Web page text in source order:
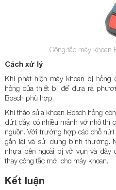
Công tắc máy khoan
Cách xử lý
Khi phát hiện máy khoan bị
hỏng của thiết bị để đưa ra
Bosch phù hợp.
Khi tháo sửa khoan Bosch hỏng
đứt dây, có nhiều mảnh vỡ nhỏ thì
nguồn. Với trường hợp các chỗ
gắn lại và sử dụng bình thường.
nhựa bên ngoài bị vỡ vụn và dây
thay công tắc mới cho máy khoan.
Kết luận